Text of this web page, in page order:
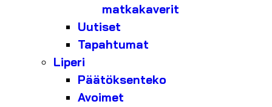
matkakaverit
Uutiset
Tapahtumat
Liperi
Päätöksenteko
Avoimet